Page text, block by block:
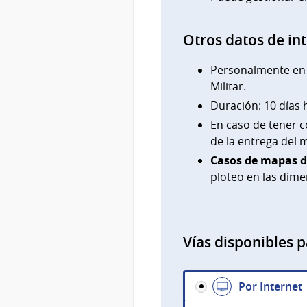
Otros datos de
Personalmente
Militar.
Duración: 10 días
En caso de tener
de la entrega del
Casos de mapas
ploteo en las
Vías disponibles
Por Internet